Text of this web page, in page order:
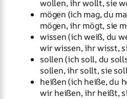
wollen, ihr wollt, sie
mögen (ich mag, du
mögen, ihr mögt, sie
wissen (ich weiß, du
wir wissen, ihr wisst,
sollen (ich soll, du
sollen, ihr sollt, sie
heißen (ich heiße, du
wir heißen, ihr heißt,